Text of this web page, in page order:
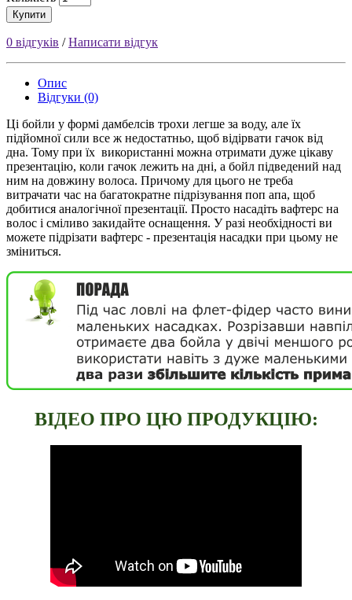
Купити
0 відгуків /Написати відгук
Опис
Відгуки (0)
Ці бойли у формі дамбелсiв трохи легше за воду, але їх
підйомної сили все ж недостатньо, щоб відірвати гачок від
дна. Тому при їх використанні можна отримати дуже цікаву
презентацію, коли гачок лежить на дні, а бойл підведений над
ним на довжину волоса. Причому для цього не треба
витрачати час на багатократне підрізування поп апа, щоб
добитися аналогічної презентації. Просто насадіть вафтерс на
волос і сміливо закидайте оснащення. У разi необхідності ви
можете підрізати вафтерс - презентація насадки при цьому не
зміниться.
ВIДЕО ПРО ЦЮ ПРОДУКЦIЮ: